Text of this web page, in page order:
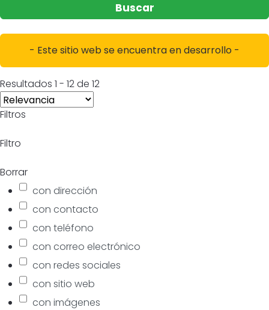
Buscar
- Este sitio web se encuentra en desarrollo -
Resultados 1 - 12de 12
Filtros
Filtro
Borrar
con dirección
con contacto
con teléfono
con correo electrónico
con redes sociales
con sitio web
con imágenes